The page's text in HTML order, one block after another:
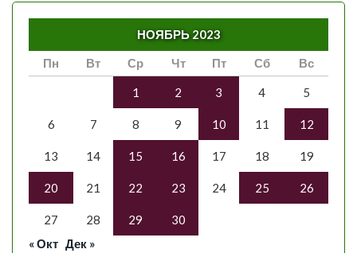
НОЯБРЬ 2023
Пн
Вт Ср Чт Пт Сб Вс
1 2 3 4 5
6 7 8 9 10 11 12
13 14 15 16 17 18 19
20 21 22 23 24 25 26
27 28 29
30
« Окт Дек »